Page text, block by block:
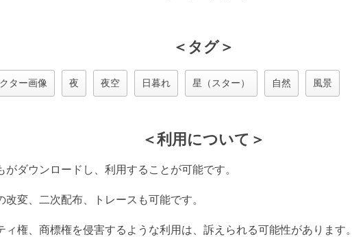
＜タグ＞
ター画像 夜 夜空 日暮れ 星（スター） 自然 風景
＜利用について＞
がダウンロードし、利用することが可能です。
改変、二次配布、トレースも可能です。
ィ権、商標権を侵害するような利用は、訴えられる可能性があります。